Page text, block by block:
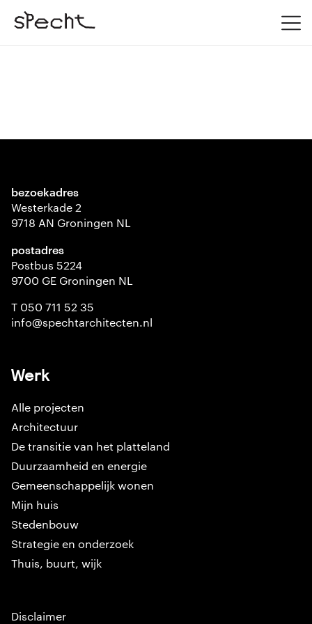
bezoekadres
Westerkade 2
9718 AN Groningen NL
postadres
Postbus 5224
9700 GE Groningen NL
T 050 711 52 35
info@spechtarchitecten.nl
Werk
Alle projecten
Architectuur
De transitie van het platteland
Duurzaamheid en energie
Gemeenschappelijk wonen
Mijn huis
Stedenbouw
Strategie en onderzoek
Thuis, buurt, wijk
Disclaimer